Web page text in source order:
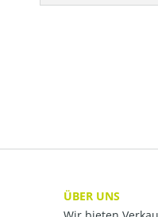
ÜBER UNS